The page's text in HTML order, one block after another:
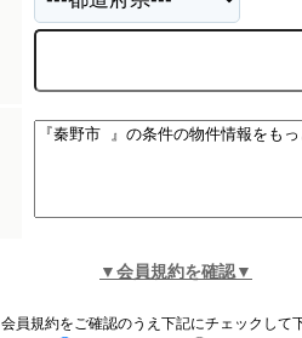
▼会員規約を確認▼
会員規約をご確認のうえ下記にチェックして